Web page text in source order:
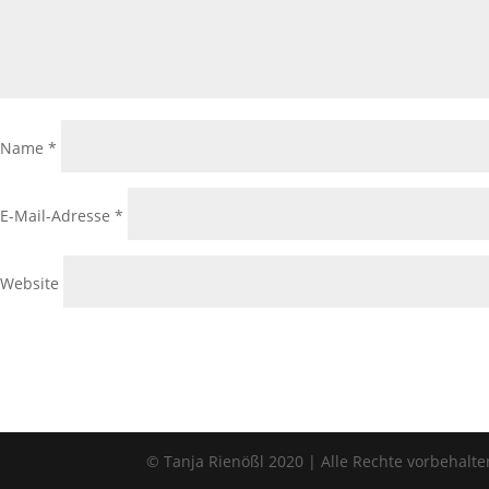
Name *
E-Mail-Adresse *
Website
© Tanja Rienößl 2020 | Alle Rechte